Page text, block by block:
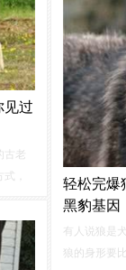
犬。中亚牧
材雄伟，性
见过
古老
，
很友
庭中
轻松完爆
黑豹基因
有人说狼是
狼的身形要